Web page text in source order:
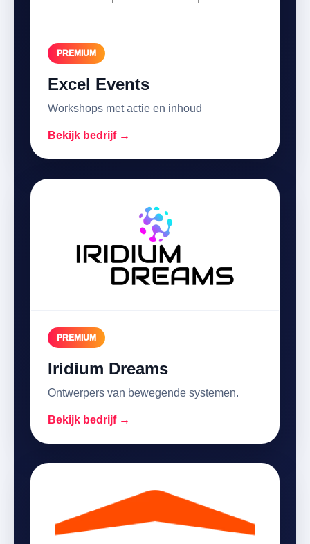
PREMIUM
Excel Events
Workshops met actie en inhoud
Bekijk bedrijf →
PREMIUM
Iridium Dreams
Ontwerpers van bewegende systemen.
Bekijk bedrijf →